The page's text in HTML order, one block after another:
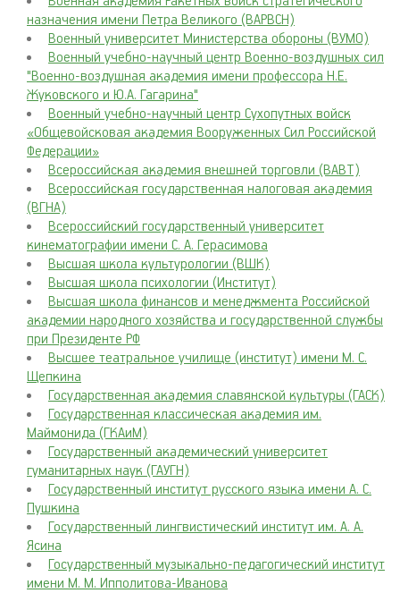
назначения имени Петра Великого (ВАРВСН)
Военный университет Министерства обороны (ВУМО)
Военный учебно-научный центр Военно-воздушных сил
"Военно-воздушная академия имени профессора Н.Е.
Жуковского и Ю.А. Гагарина"
Военный учебно-научный центр Сухопутных войск
«Общевойсковая академия Вооруженных Сил Российской
Федерации»
Всероссийская академия внешней торговли (ВАВТ)
Всероссийская государственная налоговая академия
(ВГНА)
Всероссийский государственный университет
кинематографии имени С. А. Герасимова
Высшая школа культурологии (ВШК)
Высшая школа психологии (Институт)
Высшая школа финансов и менеджмента Российской
академии народного хозяйства и государственной службы
при Президенте РФ
Высшее театральное училище (институт) имени М. С.
Щепкина
Государственная академия славянской культуры (ГАСК)
Государственная классическая академия им.
Маймонида (ГКАиМ)
Государственный академический университет
гуманитарных наук (ГАУГН)
Государственный институт русского языка имени А. С.
Пушкина
Государственный лингвистический институт им. А. А.
Ясина
Государственный музыкально-педагогический институт
имени М. М. Ипполитова-Иванова